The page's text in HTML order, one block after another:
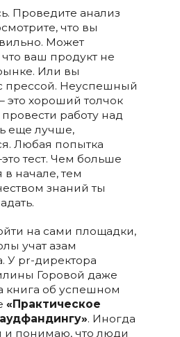
Проведите анализ
что вы
Может
что ваш продукт не
Или вы
прессой. Неуспешный
это хороший толчок
работу над
еще лучше,
Любая попытка
тест. Чем больше
начале, тем
знаний ты
на сами площадки,
учат азам
У pr-директора
Горовой даже
книга об успешном
«Практическое
. Иногда
и понимаю, что люди